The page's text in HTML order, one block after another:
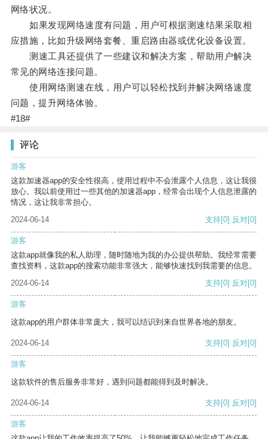
网络状况。
如果发现网络速度有问题，用户可根据测速结果采取相
应措施，比如升级网络套餐、重启路由器或优化设备设置。
测速工具还提供了一些建议和解决方案，帮助用户解决
常见的网络连接问题。
使用网络测速在线，用户可以轻松找到并解决网络速度
问题，提升网络体验。
#18#
评论
游客
这款加速器app的安全性很高，使用过程中不会泄露个人信息，这让我很
放心。我以前使用过一些其他的加速器app，经常会出现个人信息泄露的
情况，这让我非常担心。
2024-06-14
支持[0] 反对[0]
游客
这款app就像我的私人助理，随时随地为我的办公提供帮助。我经常需要
查找资料，这款app的搜索功能非常强大，能够快速找到我需要的信息。
2024-06-14
支持[0] 反对[0]
游客
这款app的用户群体非常庞大，我可以结识到来自世界各地的朋友。
2024-06-14 支持[0] 反对[0]
游客
这款软件的售后服务非常好，遇到问题都能得到及时解决。
2024-06-14 支持[0] 反对[0]
游客